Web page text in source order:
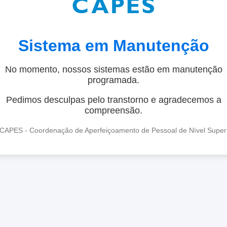
Sistema em Manutenção
No momento, nossos sistemas estão em manutenção
programada.
Pedimos desculpas pelo transtorno e agradecemos a
compreensão.
- Coordenação de Aperfeiçoamento de Pessoal de Nível